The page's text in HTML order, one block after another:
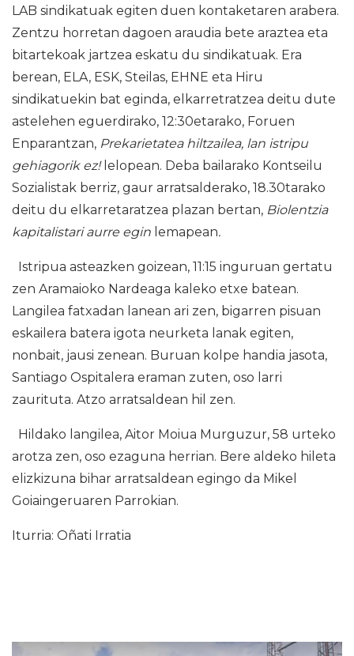
LAB sindikatuak egiten duen kontaketaren arabera.
Zentzu horretan dagoen araudia bete araztea eta
bitartekoak jartzea eskatu du sindikatuak. Era
berean, ELA, ESK, Steilas, EHNE eta Hiru
sindikatuekin bat eginda, elkarretratzea deitu dute
astelehen eguerdirako, 12:30etarako, Foruen
Enparantzan, Prekarietatea hiltzailea, lan istripu
gehiagorik ez!lelopean. Deba bailarako Kontseilu
Sozialistak berriz, gaur arratsalderako, 18.30tarako
deitu du elkarretaratzea plazan bertan, Biolentzia
kapitalistari aurre egin lemapean.
Istripua asteazken goizean, 11:15 inguruan gertatu
zen Aramaioko Nardeaga kaleko etxe batean.
Langilea fatxadan lanean ari zen, bigarren pisuan
eskailera batera igota neurketa lanak egiten,
nonbait, jausi zenean. Buruan kolpe handia jasota,
Santiago Ospitalera eraman zuten, oso larri
zaurituta. Atzo arratsaldean hil zen.
Hildako langilea, Aitor Moiua Murguzur, 58 urteko
arotza zen, oso ezaguna herrian. Bere aldeko hileta
elizkizuna bihar arratsaldean egingo da Mikel
Goiaingeruaren Parrokian.
Iturria: Oñati Irratia